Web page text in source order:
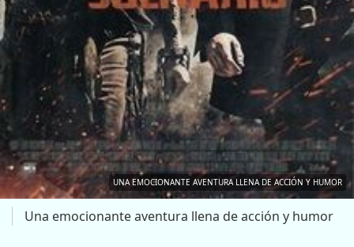
UNA EMOCIONANTE AVENTURA LLENA DE ACCIÓN Y HUMOR
Una emocionante aventura llena de acción y humor